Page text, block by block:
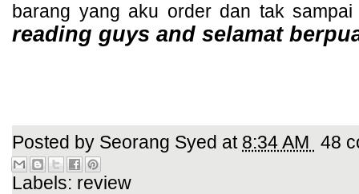
barang yang aku order dan tak
reading guys and selamat
Posted by Seorang Syed at 8:34 AM 48
Labels: review